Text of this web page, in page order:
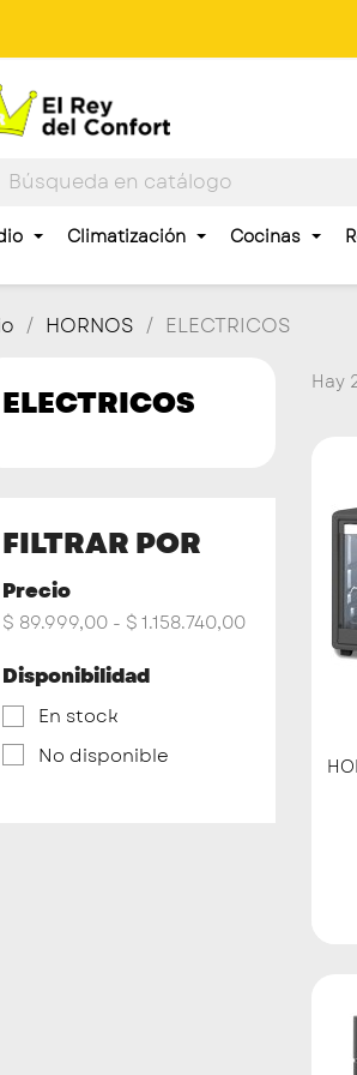
Climatización Cocinas
HORNOS ELECTRICOS
ELECTRICOS
FILTRAR POR
Precio
$ 89.999,00 - $ 1.158.740,00
Disponibilidad
En stock
No disponible
Hay